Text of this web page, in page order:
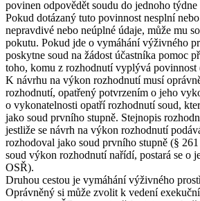
povinen odpovědět soudu do jednoho
Pokud dotázaný tuto povinnost nesplní
nepravdivé nebo neúplné údaje, může mu
pokutu. Pokud jde o vymáhání výživného
poskytne soud na žádost účastníka pomoc
toho, komu z rozhodnutí vyplývá povinnost
K návrhu na výkon rozhodnutí musí
rozhodnutí, opatřený potvrzením o jeho
o vykonatelnosti opatří rozhodnutí soud,
jako soud prvního stupně. Stejnopis
jestliže se návrh na výkon rozhodnutí
rozhodoval jako soud prvního stupně (§
soud výkon rozhodnutí nařídí, postará se o
OSŘ).
Druhou cestou je vymáhání výživného
Oprávněný si může zvolit k vedení